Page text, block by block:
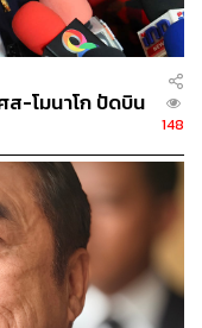
TEAM
STANDARD
-โมนาโก ปัดบิน
148